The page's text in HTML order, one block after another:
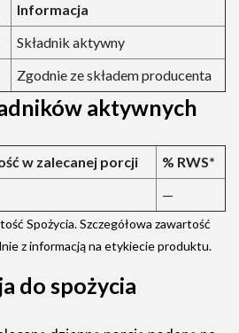
Informacja
Składnik aktywny
Zgodnie ze składem producenta
aktywnych
w zalecanej porcji
% RWS*
—
Spożycia. Szczegółowa zawartość
z informacją na etykiecie produktu.
do spożycia